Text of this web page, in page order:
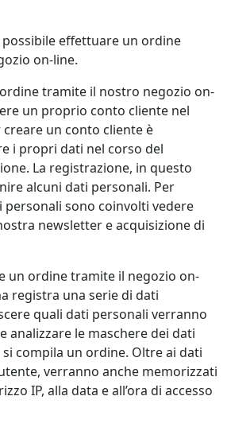
effettuare un ordine
on-line.
tramite il nostro negozio on-
un proprio conto cliente nel
un conto cliente è
i propri dati nel corso del
La registrazione, in questo
alcuni dati personali. Per
personali sono coinvolti vedere
newsletter e acquisizione di
un ordine tramite il negozio on-
registra una serie di dati
quali dati personali verranno
analizzare le maschere dei dati
compila un ordine. Oltre ai dati
verranno anche memorizzati
IP, alla data e all’ora di accesso